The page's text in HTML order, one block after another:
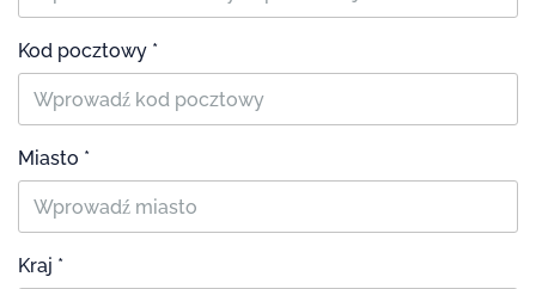
Kod pocztowy *
Miasto *
Kraj *